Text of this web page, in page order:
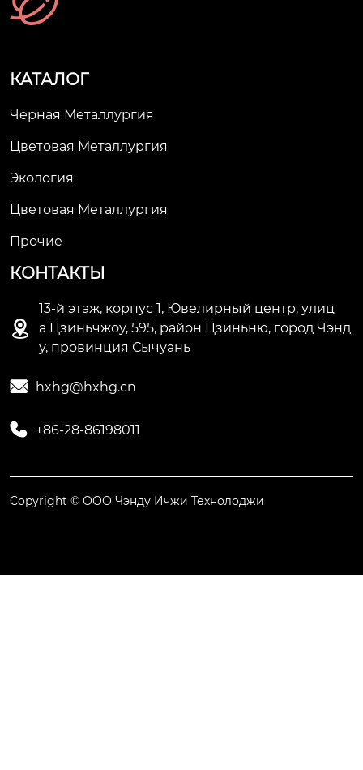
КАТАЛОГ
Черная Металлургия
Цветовая Металлургия
Экология
Цветовая Металлургия
Прочие
КОНТАКТЫ

13-й этаж, корпус 1, Ювелирный центр, улиц
а Цзиньчжоу, 595, район Цзиньню, город Чэнд
у, провинция Сычуань
 hxhg@hxhg.cn
 +86-28-86198011
Copyright © ООО Чэнду Ичжи Технолоджи